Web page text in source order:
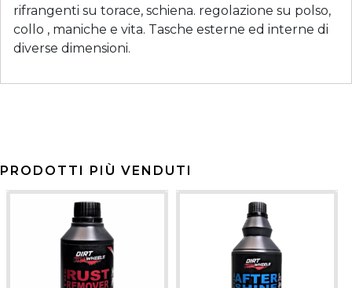
rifrangenti su torace, schiena. regolazione su polso,
collo , maniche e vita. Tasche esterne ed interne di
diverse dimensioni.
PRODOTTI PIÙ VENDUTI